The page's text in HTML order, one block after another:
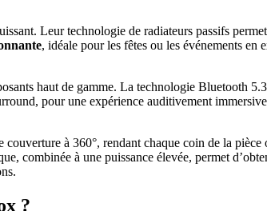
Leur technologie de radiateurs passifs
, idéale pour les fêtes ou les événements en
haut de gamme. La technologie Bluetooth
pour une expérience auditivement
couverture à 360°, rendant chaque coin de la pièce
combinée à une puissance élevée, permet
?